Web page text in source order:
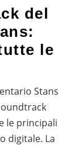
del
le
Stans
le principali
digitale. La